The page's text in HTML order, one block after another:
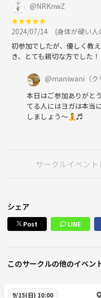
@NRKnwZ
★★★★★
2024/07/14
(身体が硬い
初参加でしたが、優しく教
き、とても親切な方でした
@maniwani （
本日はご参加ありがと
てる人にはヨガは本当
しましょう〜🧘♬
サークルイベン
シェア
Post LINE
このサークルの他のイベン
9/15(日) 10:00